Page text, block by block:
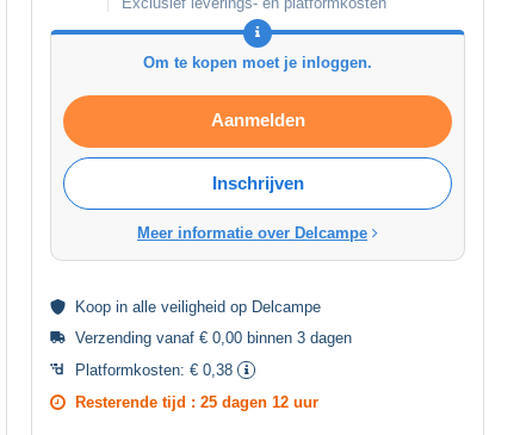
Om te kopen moet je inloggen.
Aanmelden
Inschrijven
Meer informatie over Delcampe
Koop in alle veiligheid op Delcampe
Verzending vanaf € 0,00 binnen 3 dagen
Platformkosten: € 0,38
Resterende tijd : 25 dagen 12 uur